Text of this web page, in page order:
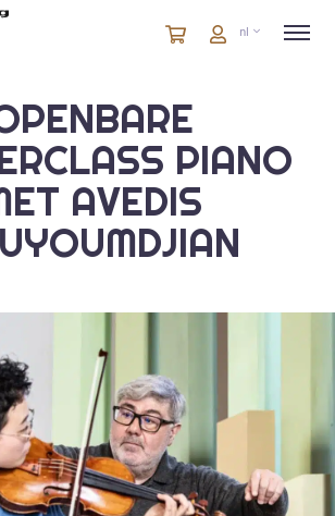
Winkelmandje
artikelen
Account
nl
PIANO
AVEDIS